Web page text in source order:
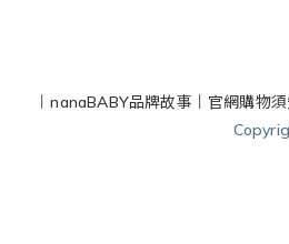
丨nanaBABY品牌故事 官網購物